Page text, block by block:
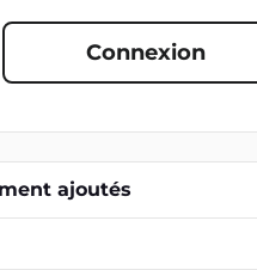
Connexion
ajoutés